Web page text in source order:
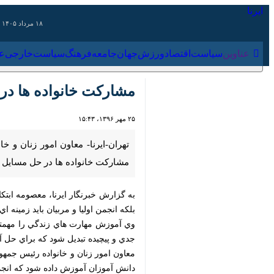
عناوین‌ سیاست اقتصاد ورزش جهان جامعه فرهنگ
مشاركت خانواده ها